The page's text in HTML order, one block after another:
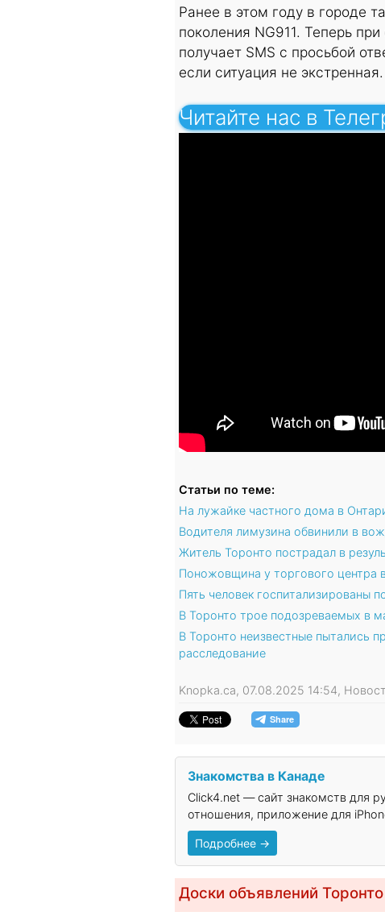
Ранее в этом году в городе
поколения NG911. Теперь
получает SMS с просьбой
если ситуация не экстренная.
Читайте нас в
Статьи по теме:
На лужайке частного дома в
Водителя лимузина обвинили в
Житель Торонто пострадал в
Поножовщина у торгового центра
Пять человек госпитализированы
В Торонто трое подозреваемых в
В Торонто неизвестные пытались
расследование
Knopka.ca, 07.08.2025 14:54,
Знакомства в Канаде
Click4.net — сайт знакомств для
отношения, приложение для
Подробнее →
Доски объявлений Торонто